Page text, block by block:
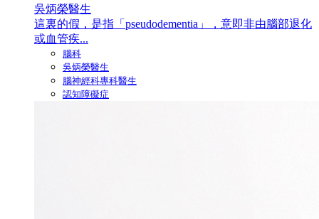
吳炳榮醫生
這裏的假，是指「pseudodementia」，意即非由腦部退化
或血管疾...
腦科
吳炳榮醫生
腦神經科專科醫生
認知障礙症